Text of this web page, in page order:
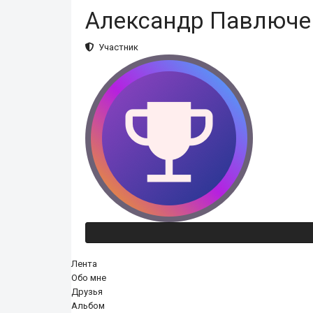
Александр
Участник
Лента
Обо мне
Друзья
Альбом